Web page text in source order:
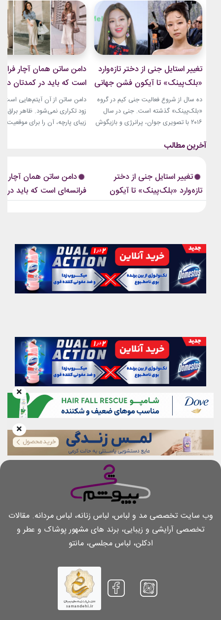
وب سایت تخصصی مد و لباس، لباس زنانه، لباس مردانه. مقالات
تخصصی آرایشی و زیبایی، برند های مشهور پوشاک و عطر و
ادکلن، لباس مجلسی، مانتو